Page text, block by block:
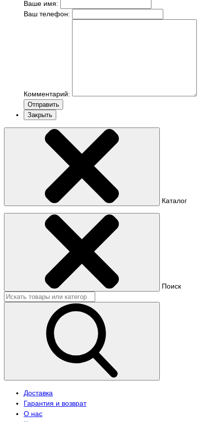
Ваше имя:
Ваш телефон:
Комментарий:
Отправить
Закрыть
Каталог
Поиск
Доставка
Гарантия и возврат
О нас